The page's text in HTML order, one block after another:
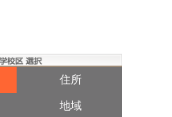
住所
地域